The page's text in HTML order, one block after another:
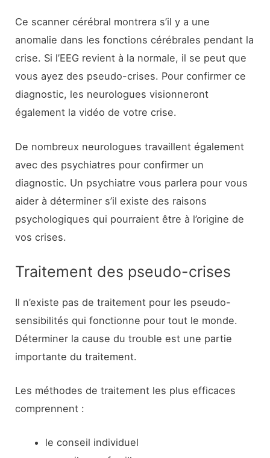
Ce scanner cérébral montrera s’il y a une
anomalie dans les fonctions cérébrales pendant la
crise. Si l’EEG revient à la normale, il se peut que
vous ayez des pseudo-crises. Pour confirmer ce
diagnostic, les neurologues visionneront
également la vidéo de votre crise.
De nombreux neurologues travaillent également
avec des psychiatres pour confirmer un
diagnostic. Un psychiatre vous parlera pour vous
aider à déterminer s’il existe des raisons
psychologiques qui pourraient être à l’origine de
vos crises.
Traitement des pseudo-crises
Il n’existe pas de traitement pour les pseudo-
sensibilités qui fonctionne pour tout le monde.
Déterminer la cause du trouble est une partie
importante du traitement.
Les méthodes de traitement les plus efficaces
comprennent :
le conseil individuel